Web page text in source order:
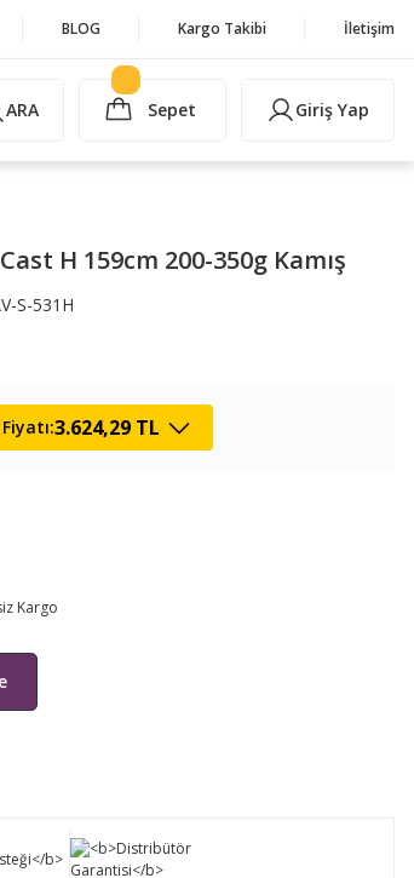
BLOG Kargo Takibi İletişim
ARA Sepet Giriş Yap
H 159cm 200-350g Kamış
S-531H
3.624,29 TL
Kargo